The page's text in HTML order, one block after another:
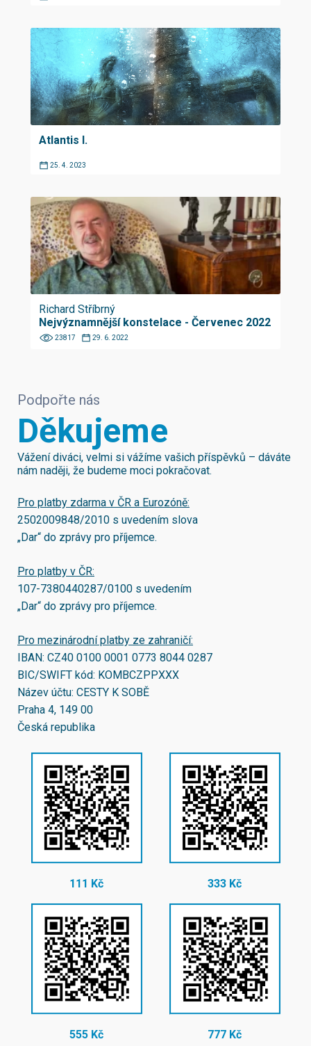
Atlantis I.
25. 4. 2023
Richard Stříbrný
Nejvýznamnější konstelace - Červenec 2022
23817 29. 6. 2022
Podpořte nás
Děkujeme
Vážení diváci, velmi si vážíme vašich příspěvků – dáváte
nám naději, že budeme moci pokračovat.
Pro platby zdarma v ČR a Eurozóně:
2502009848/2010 s uvedením slova
„Dar“ do zprávy pro příjemce.
Pro platby v ČR:
107-7380440287/0100 s uvedením
„Dar“ do zprávy pro příjemce.
Pro mezinárodní platby ze zahraničí:
IBAN: CZ40 0100 0001 0773 8044 0287
BIC/SWIFT kód: KOMBCZPPXXX
Název účtu: CESTY K SOBĚ
Praha 4, 149 00
Česká republika
111 Kč 333 Kč
555 Kč 777 Kč